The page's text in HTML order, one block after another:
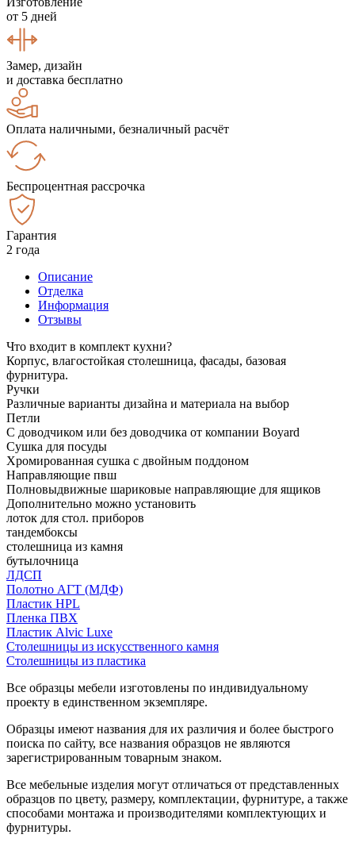
от 5 дней
Замер, дизайн
и доставка бесплатно
Оплата наличными, безналичный расчёт
Беспроцентная рассрочка
Гарантия
2 года
Описание
Отделка
Информация
Отзывы
Что входит в комплект кухни?
Корпус, влагостойкая столешница, фасады, базовая
фурнитура.
Ручки
Различные варианты дизайна и материала на выбор
Петли
С доводчиком или без доводчика от компании Boyard
Сушка для посуды
Хромированная сушка с двойным поддоном
Направляющие пвш
Полновыдвижные шариковые направляющие для ящиков
Дополнительно можно установить
лоток для стол. приборов
тандембоксы
столешница из камня
бутылочница
ЛДСП
Полотно АГТ (МДФ)
Пластик HPL
Пленка ПВХ
Пластик Alvic Luxe
Столешницы из искусственного камня
Столешницы из пластика
Все образцы мебели изготовлены по индивидуальному
проекту в единственном экземпляре.
Образцы имеют названия для их различия и более быстрого
поиска по сайту, все названия образцов не являются
зарегистрированным товарным знаком.
Все мебельные изделия могут отличаться от представленных
образцов по цвету, размеру, комплектации, фурнитуре, а также
способами монтажа и производителями комплектующих и
фурнитуры.